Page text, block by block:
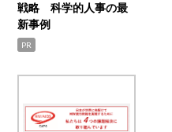
戦略 科学的人事の最
新事例
PR